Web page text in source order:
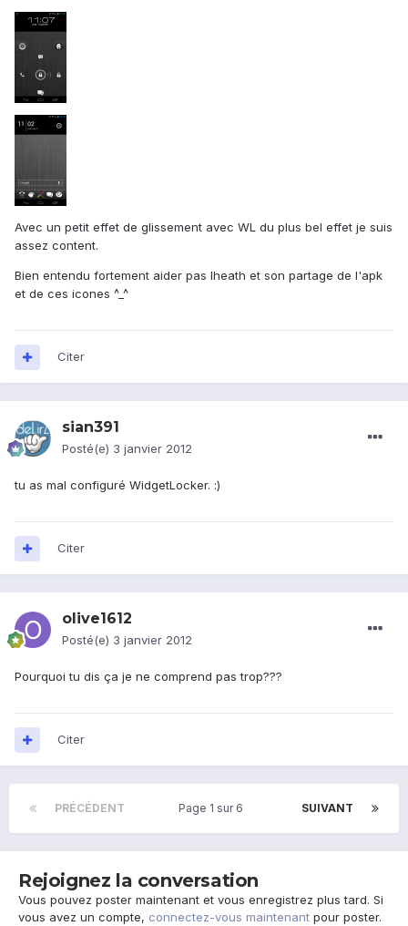
Avec un petit effet de glissement avec WL du plus bel effet je suis
assez content.
Bien entendu fortement aider pas Iheath et son partage de l'apk
et de ces icones ^_^
Citer
sian391
Posté(e) 3 janvier 2012
tu as mal configuré WidgetLocker. :)
Citer
olive1612
Posté(e) 3 janvier 2012
Pourquoi tu dis ça je ne comprend pas trop???
Citer
PRÉCÉDENT SUIVANT
Page 1 sur 6
Rejoignez la conversation
Vous pouvez poster maintenant et vous enregistrez plus tard. Si
vous avez un compte, connectez-vous maintenant pour poster.